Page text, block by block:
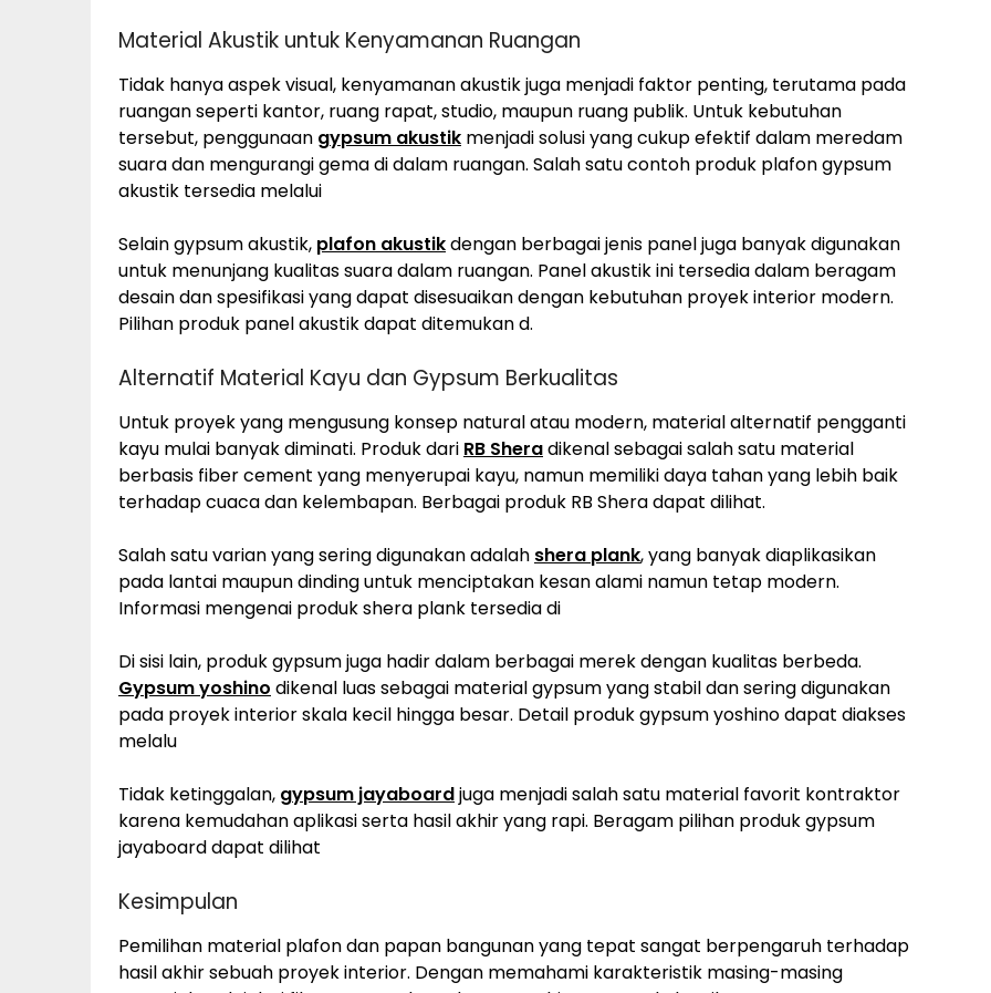
Material Akustik untuk Kenyamanan Ruangan
Tidak hanya aspek visual, kenyamanan akustik juga menjadi faktor penting, terutama pada
ruangan seperti kantor, ruang rapat, studio, maupun ruang publik. Untuk kebutuhan
tersebut, penggunaan gypsum akustik menjadi solusi yang cukup efektif dalam meredam
suara dan mengurangi gema di dalam ruangan. Salah satu contoh produk plafon gypsum
akustik tersedia melalui
Selain gypsum akustik, plafon akustikdengan berbagai jenis panel juga banyak digunakan
untuk menunjang kualitas suara dalam ruangan. Panel akustik ini tersedia dalam beragam
desain dan spesifikasi yang dapat disesuaikan dengan kebutuhan proyek interior modern.
Pilihan produk panel akustik dapat ditemukan d.
Alternatif Material Kayu dan Gypsum Berkualitas
Untuk proyek yang mengusung konsep natural atau modern, material alternatif pengganti
kayu mulai banyak diminati. Produk dari RB Sheradikenal sebagai salah satu material
berbasis fiber cement yang menyerupai kayu, namun memiliki daya tahan yang lebih baik
terhadap cuaca dan kelembapan. Berbagai produk RB Shera dapat dilihat.
Salah satu varian yang sering digunakan adalah shera plank, yang banyak diaplikasikan
pada lantai maupun dinding untuk menciptakan kesan alami namun tetap modern.
Informasi mengenai produk shera plank tersedia di
Di sisi lain, produk gypsum juga hadir dalam berbagai merek dengan kualitas berbeda.
Gypsum yoshino dikenal luas sebagai material gypsum yang stabil dan sering digunakan
pada proyek interior skala kecil hingga besar. Detail produk gypsum yoshino dapat diakses
melalu
Tidak ketinggalan, gypsum jayaboardjuga menjadi salah satu material favorit kontraktor
karena kemudahan aplikasi serta hasil akhir yang rapi. Beragam pilihan produk gypsum
jayaboard dapat dilihat
Kesimpulan
Pemilihan material plafon dan papan bangunan yang tepat sangat berpengaruh terhadap
hasil akhir sebuah proyek interior. Dengan memahami karakteristik masing-masing